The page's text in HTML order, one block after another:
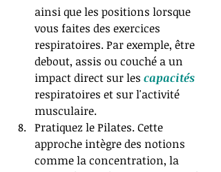
ainsi que les positions lorsque
vous faites des exercices
respiratoires. Par exemple, être
debout, assis ou couché a un
impact direct sur les capacités
respiratoires et sur l'activité
musculaire.​
Pratiquez le Pilates. Cette
approche intègre des notions
comme la concentration, la